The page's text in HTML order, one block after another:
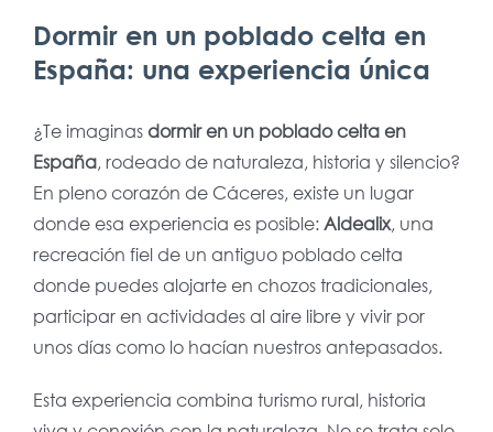
Dormir en un poblado celta en
España: una experiencia única
¿Te imaginas dormir en un poblado celta en
España, rodeado de naturaleza, historia y silencio?
En pleno corazón de Cáceres, existe un lugar
donde esa experiencia es posible:Aldealix, una
recreación fiel de un antiguo poblado celta
donde puedes alojarte en chozos tradicionales,
participar en actividades al aire libre y vivir por
unos días como lo hacían nuestros antepasados.
Esta experiencia combina turismo rural, historia